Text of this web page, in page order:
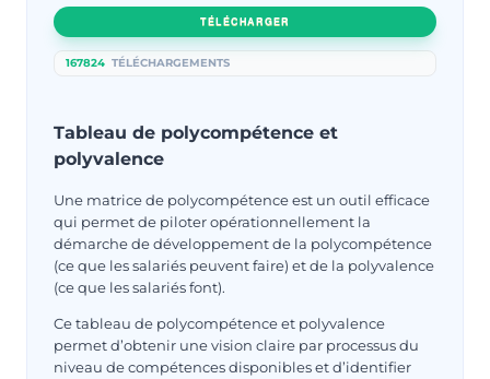
TÉLÉCHARGER
167824 TÉLÉCHARGEMENTS
Tableau de polycompétence et
polyvalence
Une matrice de polycompétence est un outil efficace
qui permet de piloter opérationnellement la
démarche de développement de la polycompétence
(ce que les salariés peuvent faire) et de la polyvalence
(ce que les salariés font).
Ce tableau de polycompétence et polyvalence
permet d’obtenir une vision claire par processus du
niveau de compétences disponibles et d’identifier